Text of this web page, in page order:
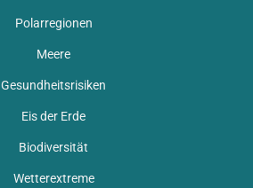
Polarregionen
Meere
Gesundheitsrisiken
Eis der Erde
Biodiversität
Wetterextreme